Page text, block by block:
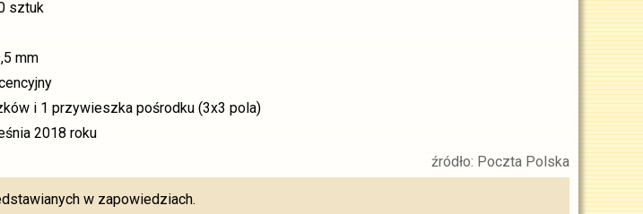
sztuk
mm
i 1 przywieszka pośrodku (3x3 pola)
2018 roku
źródło: Poczta Polska
w zapowiedziach.